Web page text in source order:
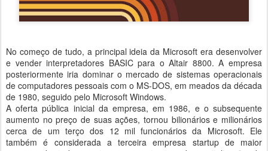
No começo de tudo, a principal ideia da Microsoft era desenvolver
e vender interpretadores BASIC para o Altair 8800. A empresa
posteriormente iria dominar o mercado de sistemas operacionais
de computadores pessoais com o MS-DOS, em meados da década
de 1980, seguido pelo Microsoft Windows.
A oferta pública inicial da empresa, em 1986, e o subsequente
aumento no preço de suas ações, tornou bilionários e milionários
cerca de um terço dos 12 mil funcionários da Microsoft. Ele
também é considerada a terceira empresa startup de maior